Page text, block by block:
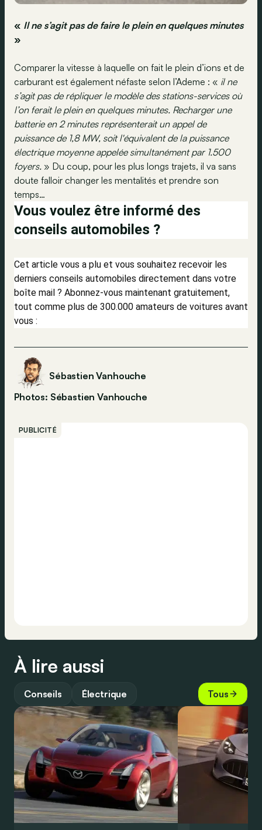
« Il ne s’agit pas de faire le plein en quelques minutes
»
Comparer la vitesse à laquelle on fait le plein d’ions et de
carburant est également néfaste selon l’Ademe : « il ne
s’agit pas de répliquer le modèle des stations-services où
l’on ferait le plein en quelques minutes. Recharger une
batterie en 2 minutes représenterait un appel de
puissance de 1,8 MW, soit l'équivalent de la puissance
électrique moyenne appelée simultanément par 1.500
foyers. » Du coup, pour les plus longs trajets, il va sans
doute falloir changer les mentalités et prendre son
temps…
Vous voulez être informé des
conseils automobiles ?
Cet article vous a plu et vous souhaitez recevoir les
derniers conseils automobiles directement dans votre
boîte mail ? Abonnez-vous maintenant gratuitement,
tout comme plus de 300.000 amateurs de voitures avant
vous :
Sébastien Vanhouche
Photos: Sébastien Vanhouche
PUBLICITÉ
À lire aussi
Conseils Électrique Tous